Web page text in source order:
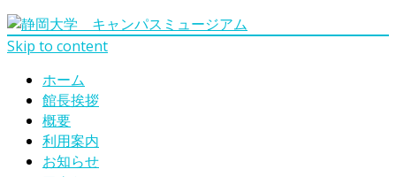
Skip to content
ホーム
館長挨拶
概要
利用案内
お知らせ